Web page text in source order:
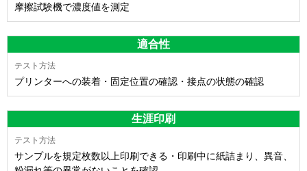
摩擦試験機で濃度値を測定
適合性
プリンターへの装着・固定位置の確認・接点の状態の確認
生涯印刷
サンプルを規定枚数以上印刷できる・印刷中に紙詰まり、異音、